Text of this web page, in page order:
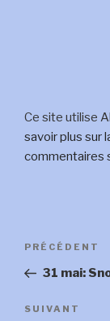
Ce site utilise
savoir plus sur
commentaires
Navigation
l’article
Article
précédent
PRÉCÉDENT
31 mai:
Article
SUIVANT